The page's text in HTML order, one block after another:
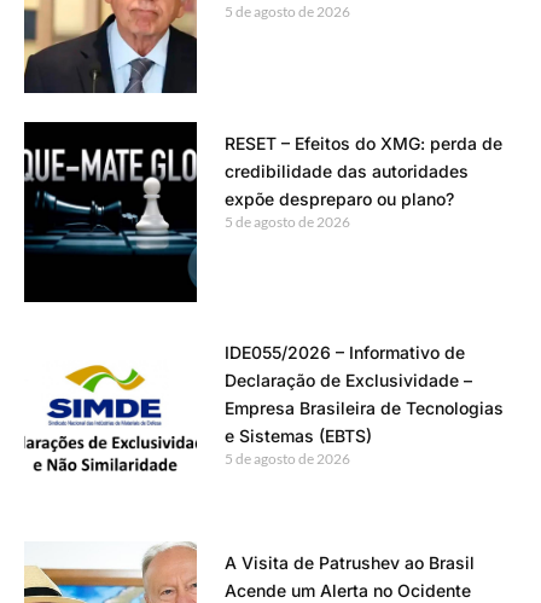
5 de agosto de 2026
RESET – Efeitos do XMG: perda de
credibilidade das autoridades
expõe despreparo ou plano?
5 de agosto de 2026
IDE055/2026 – Informativo de
Declaração de Exclusividade –
Empresa Brasileira de Tecnologias
e Sistemas (EBTS)
5 de agosto de 2026
A Visita de Patrushev ao Brasil
Acende um Alerta no Ocidente